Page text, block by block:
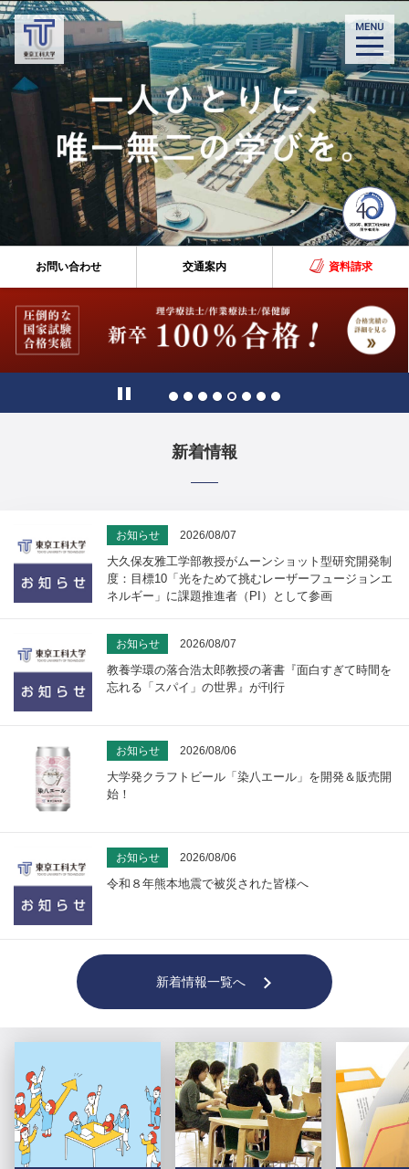
お問い合わせ 交通案内 資料請求
新着情報
お知らせ 2026/08/07
大久保友雅工学部教授がムーンショット型研究開発制
度：目標10「光をためて挑むレーザーフュージョンエ
ネルギー」に課題推進者（PI）として参画
お知らせ 2026/08/07
教養学環の落合浩太郎教授の著書『面白すぎて時間を
忘れる「スパイ」の世界』が刊行
お知らせ 2026/08/06
大学発クラフトビール「染八エール」を開発＆販売開
始！
お知らせ 2026/08/06
令和８年熊本地震で被災された皆様へ
新着情報一覧へ